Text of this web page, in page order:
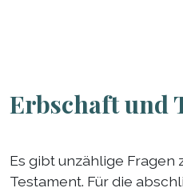
Erbschaft und
Es gibt unzählige Fragen
Testament. Für die